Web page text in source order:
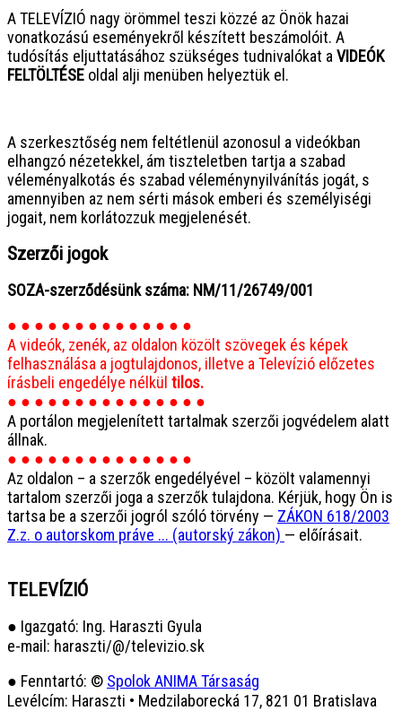
A TELEVÍZIÓ nagy örömmel teszi közzé az Önök hazai
vonatkozású eseményekről készített beszámolóit. A
tudósítás eljuttatásához szükséges tudnivalókat a VIDEÓK
FELTÖLTÉSE oldal alji menüben helyeztük el.
A szerkesztőség nem feltétlenül azonosul a videókban
elhangzó nézetekkel, ám tiszteletben tartja a szabad
véleményalkotás és szabad véleménynyilvánítás jogát, s
amennyiben az nem sérti mások emberi és személyiségi
jogait, nem korlátozzuk megjelenését.
Szerzői jogok
SOZA-szerződésünk száma: NM/11/26749/001
● ● ● ● ● ● ● ● ● ● ● ● ● ●
A videók, zenék, az oldalon közölt szövegek és képek
felhasználása a jogtulajdonos, illetve a Televízió előzetes
írásbeli engedélye nélkül tilos.
● ● ● ● ● ● ● ● ● ● ● ● ● ● ●
A portálon megjelenített tartalmak szerzői jogvédelem alatt
állnak.
● ● ● ● ● ● ● ● ● ● ● ● ● ●
Az oldalon – a szerzők engedélyével – közölt valamennyi
tartalom szerzői joga a szerzők tulajdona. Kérjük, hogy Ön is
tartsa be a szerzői jogról szóló törvény — ZÁKON 618/2003
Z.z. o autorskom práve ... (autorský zákon) — előírásait.
TELEVÍZIÓ
● Igazgató: Ing. Haraszti Gyula
e-mail: haraszti/@/televizio.sk
● Fenntartó: © Spolok ANIMA Társaság
Levélcím: Haraszti • Medzilaborecká 17, 821 01 Bratislava